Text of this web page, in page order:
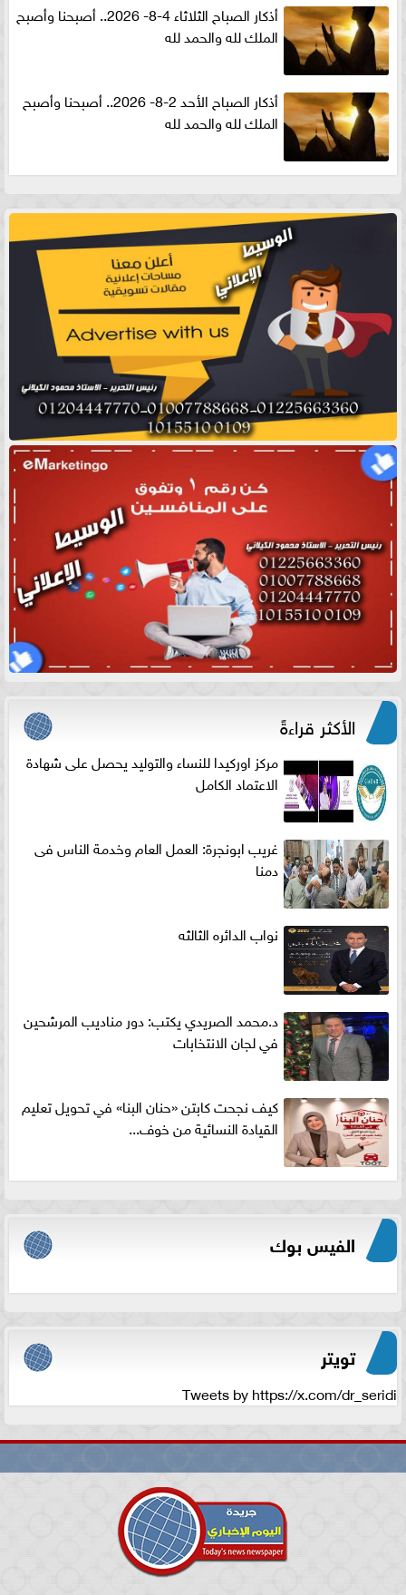
أذكار الصباح الثلاثاء 4-8- 2026.. أصبحنا وأصبح
الملك لله والحمد لله
أذكار الصباح الأحد 2-8- 2026.. أصبحنا وأصبح
الملك لله والحمد لله
الأكثر قراءةً
مركز اوركيدا للنساء والتوليد يحصل على شهادة
الاعتماد الكامل
غريب ابونجرة: العمل العام وخدمة الناس فى
دمنا
نواب الدائره الثالثه
د.محمد الصريدي يكتب: دور مناديب المرشحين
في لجان الانتخابات
كيف نجحت كابتن «حنان البنا» في تحويل تعليم
القيادة النسائية من خوف...
الفيس بوك
تويتر
Tweets by https://x.com/dr_seridi